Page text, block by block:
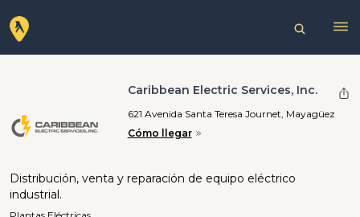
Caribbean Electric Services, Inc.
621 Avenida Santa Teresa Journet, Mayagüez
Cómo llegar
Distribución, venta y reparación de equipo eléctrico
industrial.